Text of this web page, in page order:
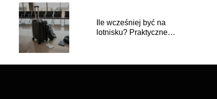
Ile wcześniej być na
lotnisku? Praktyczne